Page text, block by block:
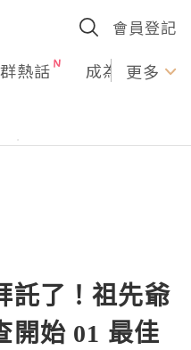
會員登記
熱話 成為U更多
託了！祖先爺
開始 01 最佳